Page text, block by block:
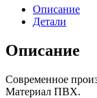
Описание
Детали
Описание
Современное
Материал ПВХ.